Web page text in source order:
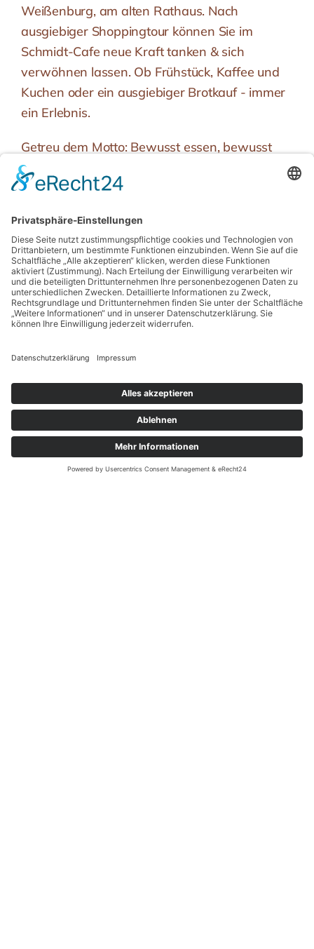
Weißenburg, am alten Rathaus. Nach
ausgiebiger Shoppingtour können Sie im
Schmidt-Cafe neue Kraft tanken & sich
verwöhnen lassen. Ob Frühstück, Kaffee und
Kuchen oder ein ausgiebiger Brotkauf - immer
ein Erlebnis.
Getreu dem Motto: Bewusst essen, bewusst
genießen, bewusst leben!